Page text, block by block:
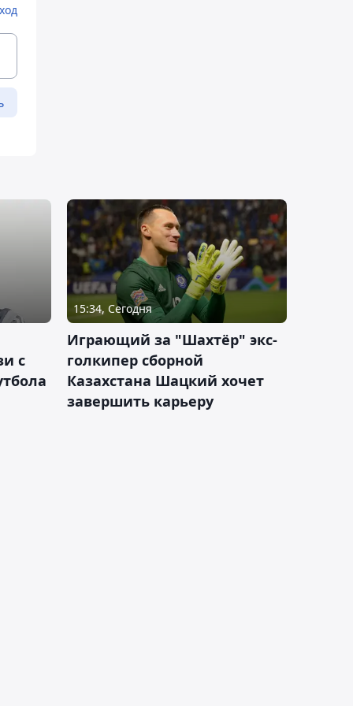
с
15:34, Сегодня
Играющий за "Шахтёр" экс-
голкипер сборной
Казахстана Шацкий хочет
завершить карьеру